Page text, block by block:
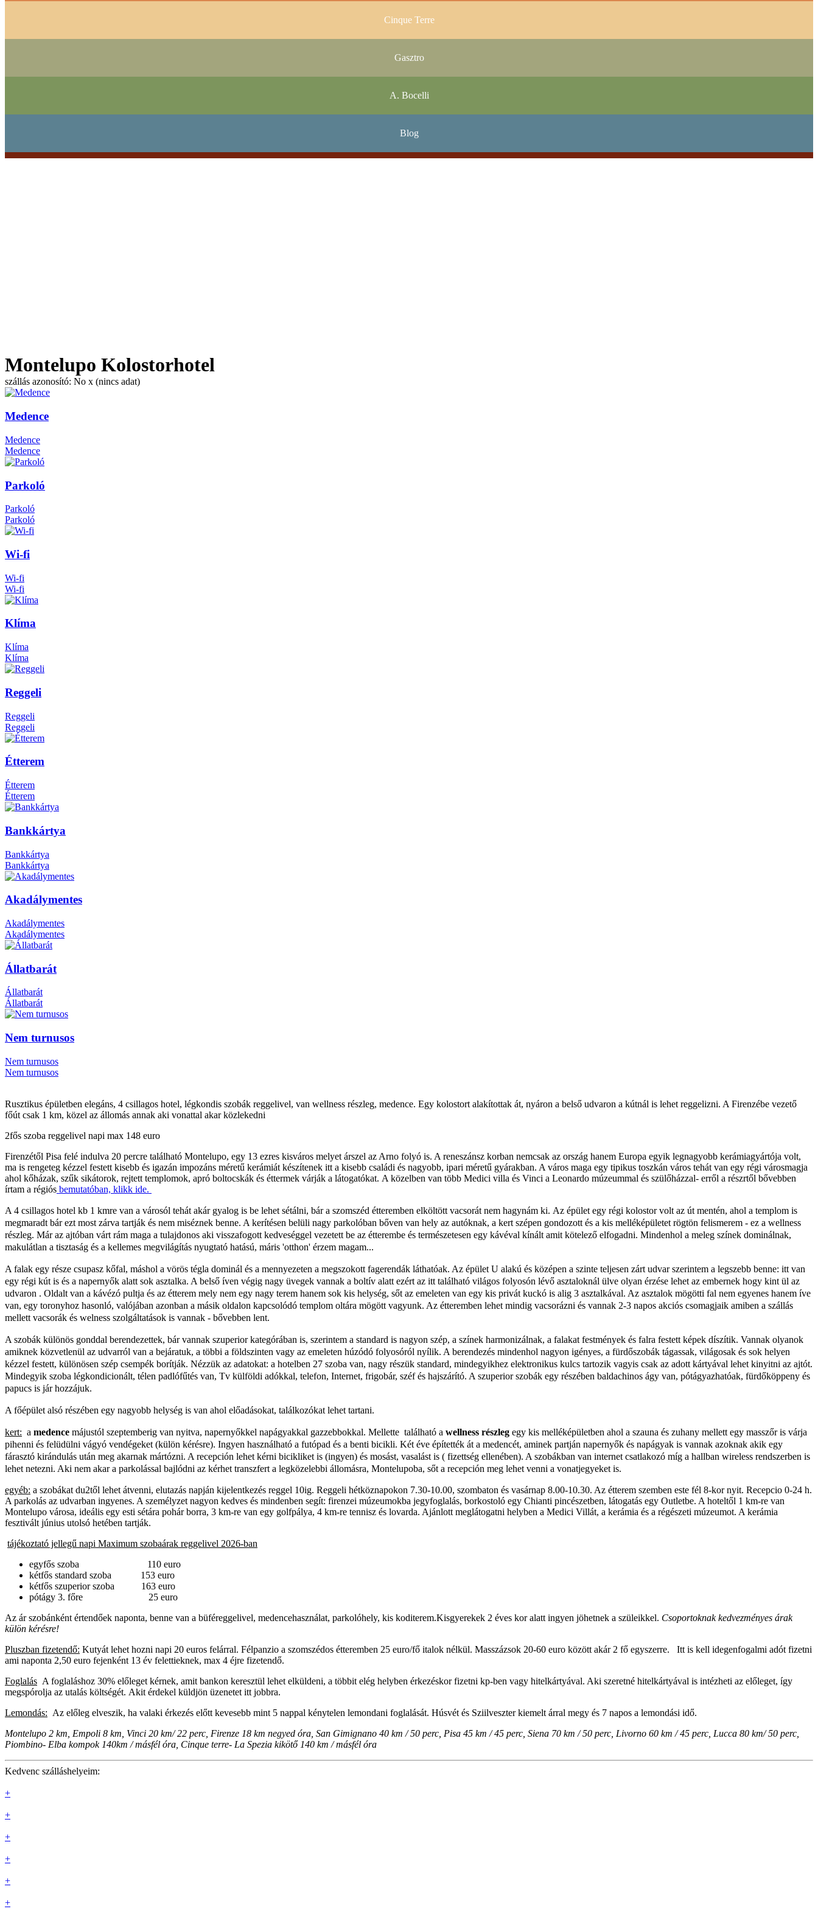
Cinque Terre
Gasztro
A. Bocelli
Blog
Montelupo Kolostorhotel
szállás azonosító: No x (nincs adat)
Medence
Medence
Medence
Parkoló
Parkoló
Parkoló
Wi-fi
Wi-fi
Wi-fi
Klíma
Klíma
Klíma
Reggeli
Reggeli
Reggeli
Étterem
Étterem
Étterem
Bankkártya
Bankkártya
Bankkártya
Akadálymentes
Akadálymentes
Akadálymentes
Állatbarát
Állatbarát
Állatbarát
Nem turnusos
Nem turnusos
Nem turnusos
Rusztikus épületben elegáns, 4 csillagos hotel, légkondis szobák reggelivel, van wellness részleg, medence. Egy kolostort alakítottak át, nyáron a belső udvaron a kútnál is lehet reggelizni. A Firenzébe vezető
főút csak 1 km, közel az állomás annak aki vonattal akar közlekedni
2fős szoba reggelivel napi max 148 euro
Firenzétől Pisa felé indulva 20 percre található Montelupo, egy 13 ezres kisváros melyet árszel az Arno folyó is. A reneszánsz korban nemcsak az ország hanem Europa egyik legnagyobb kerámiagyártója volt,
ma is rengeteg kézzel festett kisebb és igazán impozáns méretű kerámiát készítenek itt a kisebb családi és nagyobb, ipari méretű gyárakban. A város maga egy tipikus toszkán város tehát van egy régi városmagja
ahol kőházak, szűk sikátorok, rejtett templomok, apró boltocskák és éttermek várják a látogatókat. A közelben van több Medici villa és Vinci a Leonardo múzeummal és szülőházzal- erről a részrtől bővebben
írtam a régiós bemutatóban, klikk ide.
A 4 csillagos hotel kb 1 kmre van a városól tehát akár gyalog is be lehet sétálni, bár a szomszéd étteremben elköltött vacsorát nem hagynám ki. Az épület egy régi kolostor volt az út mentén, ahol a templom is
megmaradt bár ezt most zárva tartják és nem miséznek benne. A kerítésen belüli nagy parkolóban bőven van hely az autóknak, a kert szépen gondozott és a kis melléképületet rögtön felismerem - ez a wellness
részleg. Már az ajtóban várt rám maga a tulajdonos aki visszafogott kedveséggel vezetett be az étterembe és természetesen egy kávéval kínált amit kötelező elfogadni. Mindenhol a meleg színek dominálnak,
makulátlan a tisztaság és a kellemes megvilágítás nyugtató hatású, máris 'otthon' érzem magam...
A falak egy része csupasz kőfal, máshol a vörös tégla dominál és a mennyezeten a megszokott fagerendák láthatóak. Az épület U alakú és középen a szinte teljesen zárt udvar szerintem a legszebb benne: itt van
egy régi kút is és a napernyők alatt sok asztalka. A belső íven végig nagy üvegek vannak a boltív alatt ezért az itt található világos folyosón lévő asztaloknál ülve olyan érzése lehet az embernek hogy kint ül az
udvaron . Oldalt van a kávézó pultja és az étterem mely nem egy nagy terem hanem sok kis helység, sőt az emeleten van egy kis privát kuckó is alig 3 asztalkával. Az asztalok mögötti fal nem egyenes hanem íve
van, egy toronyhoz hasonló, valójában azonban a másik oldalon kapcsolódó templom oltára mögött vagyunk. Az étteremben lehet mindig vacsorázni és vannak 2-3 napos akciós csomagjaik amiben a szállás
mellett vacsorák és welness szolgáltatások is vannak - bővebben lent.
A szobák különös gonddal berendezettek, bár vannak szuperior kategórában is, szerintem a standard is nagyon szép, a színek harmonizálnak, a falakat festmények és falra festett képek díszítik. Vannak olyanok
amiknek közvetlenül az udvarról van a bejáratuk, a többi a földszinten vagy az emeleten húzódó folyosóról nyílik. A berendezés mindenhol nagyon igényes, a fürdőszobák tágassak, világosak és sok helyen
kézzel festett, különösen szép csempék borítják. Nézzük az adatokat: a hotelben 27 szoba van, nagy részük standard, mindegyikhez elektronikus kulcs tartozik vagyis csak az adott kártyával lehet kinyitni az ajtót.
Mindegyik szoba légkondicionált, télen padlófűtés van, Tv külföldi adókkal, telefon, Internet, frigobár, széf és hajszárító. A szuperior szobák egy részében baldachinos ágy van, pótágyazhatóak, fürdőköppeny és
papucs is jár hozzájuk.
A főépület alsó részében egy nagyobb helység is van ahol előadásokat, találkozókat lehet tartani.
kert: a medence májustól szeptemberig van nyitva, napernyőkkel napágyakkal gazzebbokkal. Mellette található a wellness részleg egy kis melléképületben ahol a szauna és zuhany mellett egy masszőr is várja
pihenni és felüdülni vágyó vendégeket (külön kérésre). Ingyen használható a futópad és a benti bicikli. Két éve építették át a medencét, aminek partján napernyők és napágyak is vannak azoknak akik egy
fárasztó kirándulás után meg akarnak mártózni. A recepción lehet kérni bicikliket is (ingyen) és mosást, vasalást is ( fizettség ellenében). A szobákban van internet csatlakozó míg a hallban wireless rendszerben is
lehet netezni. Aki nem akar a parkolással bajlódni az kérhet transzfert a legközelebbi állomásra, Montelupoba, sőt a recepción meg lehet venni a vonatjegyeket is.
egyéb: a szobákat du2től lehet átvenni, elutazás napján kijelentkezés reggel 10ig. Reggeli hétköznapokon 7.30-10.00, szombaton és vasárnap 8.00-10.30. Az étterem szemben este fél 8-kor nyit. Recepcio 0-24 h.
A parkolás az udvarban ingyenes. A személyzet nagyon kedves és mindenben segít: firenzei múzeumokba jegyfoglalás, borkostoló egy Chianti pincészetben, látogatás egy Outletbe. A hoteltől 1 km-re van
Montelupo városa, ideális egy esti sétára pohár borra, 3 km-re van egy golfpálya, 4 km-re tennisz és lovarda. Ajánlott meglátogatni helyben a Medici Villát, a kerámia és a régészeti múzeumot. A kerámia
fesztivált június utolsó hetében tartják.
tájékoztató jellegű napi Maximum szobaárak reggelivel 2026-ban
egyfős szoba 110 euro
kétfős standard szoba 153 euro
kétfős szuperior szoba 163 euro
pótágy 3. főre 25 euro
Az ár szobánként értendőek naponta, benne van a büféreggelivel, medencehasználat, parkolóhely, kis koditerem.Kisgyerekek 2 éves kor alatt ingyen jöhetnek a szüleikkel. Csoportoknak kedvezményes árak
külön kérésre!
Pluszban fizetendő: Kutyát lehet hozni napi 20 euros felárral. Félpanzio a szomszédos étteremben 25 euro/fő italok nélkül. Masszázsok 20-60 euro között akár 2 fő egyszerre. Itt is kell idegenfogalmi adót fizetni
ami naponta 2,50 euro fejenként 13 év felettieknek, max 4 éjre fizetendő.
Foglalás A foglaláshoz 30% előleget kérnek, amit bankon keresztül lehet elküldeni, a többit elég helyben érkezéskor fizetni kp-ben vagy hitelkártyával. Aki szeretné hitelkártyával is intézheti az előleget, így
megspórolja az utalás költségét. Akit érdekel küldjön üzenetet itt jobbra.
Lemondás: Az előleg elveszik, ha valaki érkezés előtt kevesebb mint 5 nappal kénytelen lemondani foglalását. Húsvét és Sziilveszter kiemelt árral megy és 7 napos a lemondási idő.
Montelupo 2 km, Empoli 8 km, Vinci 20 km/ 22 perc, Firenze 18 km negyed óra, San Gimignano 40 km / 50 perc, Pisa 45 km / 45 perc, Siena 70 km / 50 perc, Livorno 60 km / 45 perc, Lucca 80 km/ 50 perc,
Piombino- Elba kompok 140km / másfél óra, Cinque terre- La Spezia kikötő 140 km / másfél óra
Kedvenc szálláshelyeim:
+
+
+
+
+
+